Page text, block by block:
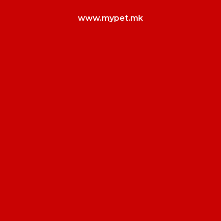
www.mypet.mk